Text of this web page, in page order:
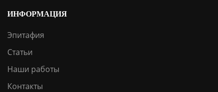
ИНФОРМАЦИЯ
Эпитафия
Статьи
Наши работы
Контакты